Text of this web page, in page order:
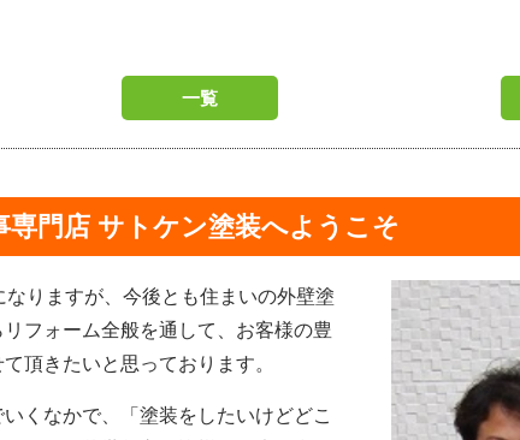
一覧
専門店 サトケン塗装へようこそ
なりますが、今後とも住まいの外壁塗
フォーム全般を通して、お客様の豊
頂きたいと思っております。
くなかで、「塗装をしたいけどどこ